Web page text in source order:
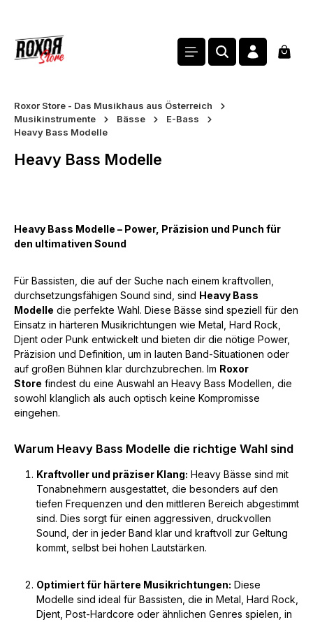
Roxor Store - Das Musikhaus aus Österreich
Musikinstrumente
Bässe
E-Bass
Heavy Bass Modelle
Heavy Bass Modelle
Heavy Bass Modelle – Power, Präzision und Punch für
den ultimativen Sound
Für Bassisten, die auf der Suche nach einem kraftvollen,
durchsetzungsfähigen Sound sind, sind Heavy Bass
Modelle die perfekte Wahl. Diese Bässe sind speziell für den
Einsatz in härteren Musikrichtungen wie Metal, Hard Rock,
Djent oder Punk entwickelt und bieten dir die nötige Power,
Präzision und Definition, um in lauten Band-Situationen oder
auf großen Bühnen klar durchzubrechen. Im Roxor
Store findest du eine Auswahl an Heavy Bass Modellen, die
sowohl klanglich als auch optisch keine Kompromisse
eingehen.
Warum Heavy Bass Modelle die richtige Wahl sind
Kraftvoller und präziser Klang: Heavy Bässe sind mit
Tonabnehmern ausgestattet, die besonders auf den
tiefen Frequenzen und den mittleren Bereich abgestimmt
sind. Dies sorgt für einen aggressiven, druckvollen
Sound, der in jeder Band klar und kraftvoll zur Geltung
kommt, selbst bei hohen Lautstärken.
Optimiert für härtere Musikrichtungen: Diese
Modelle sind ideal für Bassisten, die in Metal, Hard Rock,
Djent, Post-Hardcore oder ähnlichen Genres spielen, in